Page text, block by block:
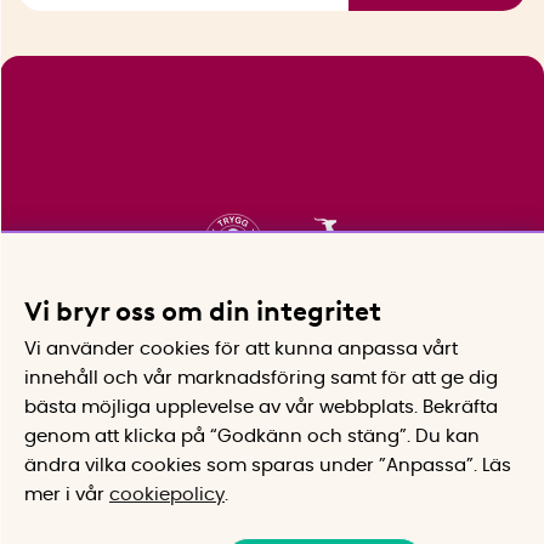
Vi bryr oss om din integritet
Vi använder cookies för att kunna anpassa vårt
innehåll och vår marknadsföring samt för att ge dig
bästa möjliga upplevelse av vår webbplats.
Bekräfta
genom att klicka på “Godkänn och stäng”. Du kan
ändra vilka cookies som sparas under ”Anpassa”.
Läs
mer i vår cookiepolicy